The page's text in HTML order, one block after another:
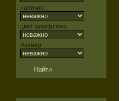
наличие:
цвет камуфляжа:
Размер: